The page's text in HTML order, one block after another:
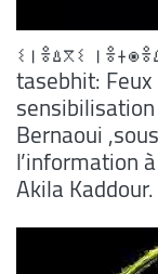
ⵉⵏⴻⵠⴳⵉ
tasebhit:
Bernaoui
l’information
Akila Kaddour.